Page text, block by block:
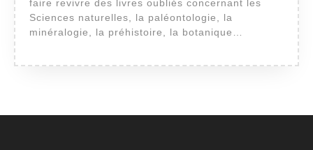
faire revivre des livres oubliés concernant les
Sciences naturelles, la paléontologie, la
minéralogie, la préhistoire, la botanique…